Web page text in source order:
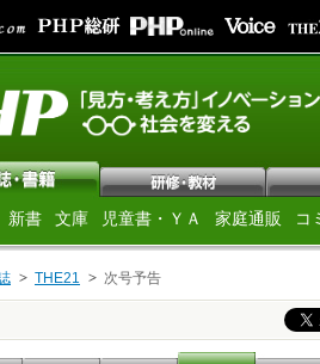
新書 文庫 児童書・ＹＡ 家庭通販 コ
THE21 次号予告